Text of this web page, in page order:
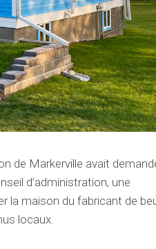
de Markerville avait
d’administration, une
la maison du fabricant de
locaux.